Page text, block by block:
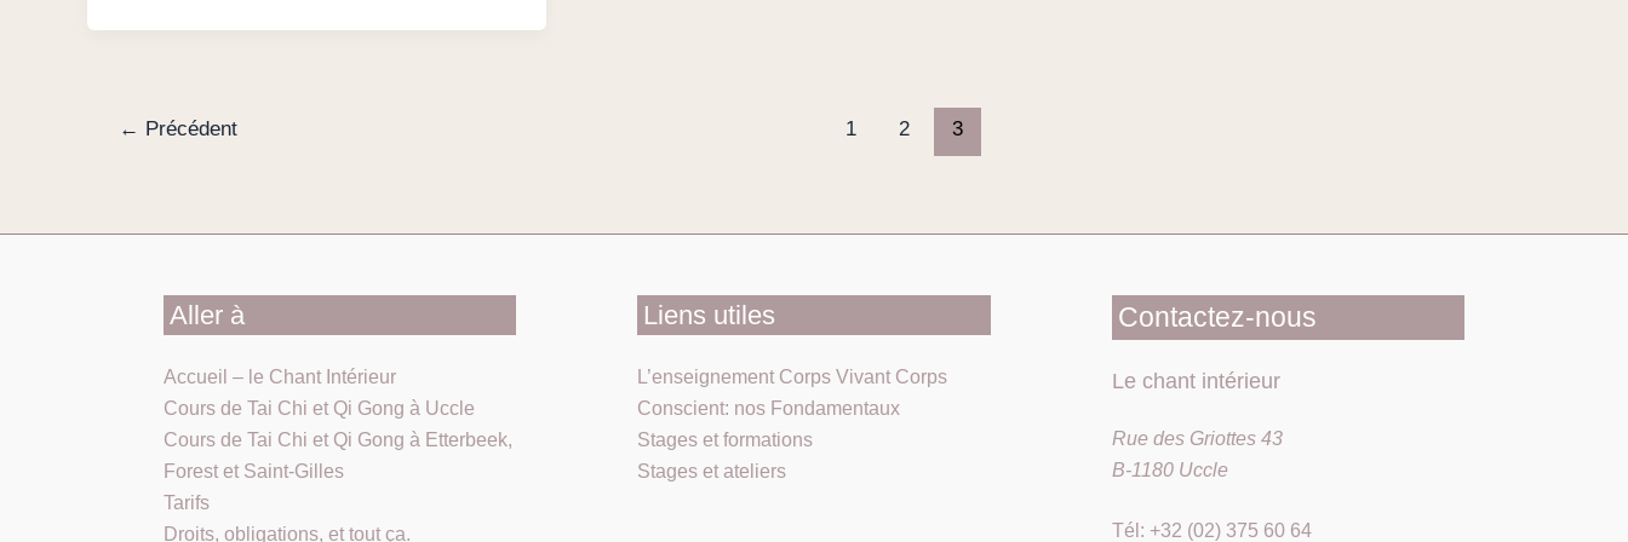
← Précédent 1 2 3
Aller à
Accueil – le Chant Intérieur
Cours de Tai Chi et Qi Gong à Uccle
Cours de Tai Chi et Qi Gong à Etterbeek,
Forest et Saint-Gilles
Tarifs
Droits, obligations, et tout ça.
Liens utiles
L’enseignement Corps Vivant Corps
Conscient: nos Fondamentaux
Stages et formations
Stages et ateliers
Contactez-nous
Le chant intérieur
Rue des Griottes 43
B-1180 Uccle
Tél: +32 (02) 375 60 64